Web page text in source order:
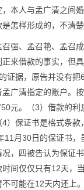
本人与孟广清之间
怎样形成的，不清楚
强、孟召艳、孟召
来借款的事实，但具
证据，原告并没有
广清指定的账户。
元。（3）借款的利
）保证书是格式条款
11月30日的保证书，
，四被告认为保证书
间仅仅只有12天，
可能在12天内还上